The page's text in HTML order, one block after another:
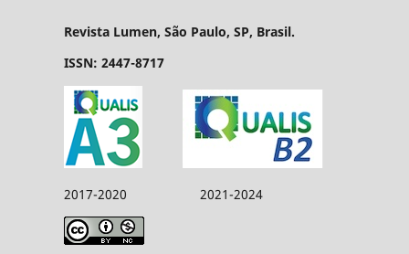
Revista Lumen, São Paulo, SP, Brasil.
ISSN: 2447-8717
2017-2020 2021-2024